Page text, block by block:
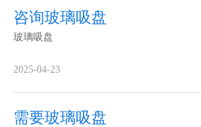
咨询玻璃吸盘
玻璃吸盘
2025-04-23
需要玻璃吸盘